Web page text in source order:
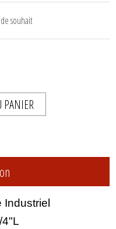
souhait
PANIER
Industriel